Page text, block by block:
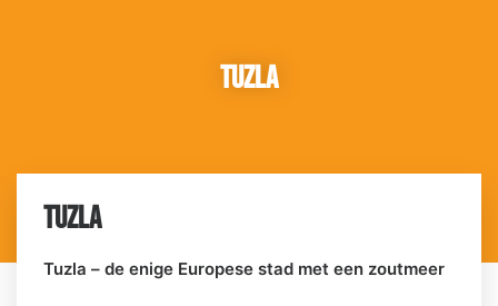
Tuzla
TUZLA
Tuzla – de enige Europese stad met een zoutmeer